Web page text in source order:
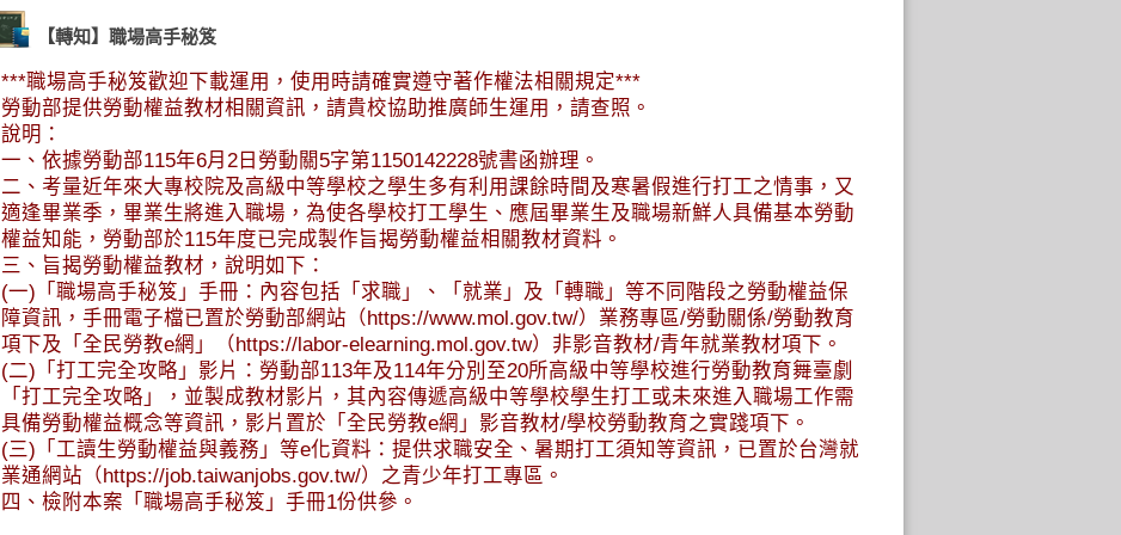
【轉知】職場高手秘笈
***職場高手秘笈歡迎下載運用，使用時請確實遵守著作權法相關規定***
勞動部提供勞動權益教材相關資訊，請貴校協助推廣師生運用，請查照。
說明：
一、依據勞動部115年6月2日勞動關5字第1150142228號書函辦理。
二、考量近年來大專校院及高級中等學校之學生多有利用課餘時間及寒暑假進行打工之情事，又
適逢畢業季，畢業生將進入職場，為使各學校打工學生、應屆畢業生及職場新鮮人具備基本勞動
權益知能，勞動部於115年度已完成製作旨揭勞動權益相關教材資料。
三、旨揭勞動權益教材，說明如下：
(一)「職場高手秘笈」手冊：內容包括「求職」、「就業」及「轉職」等不同階段之勞動權益保
障資訊，手冊電子檔已置於勞動部網站（https://www.mol.gov.tw/）業務專區/勞動關係/勞動教育
項下及「全民勞教e網」（https://labor-elearning.mol.gov.tw）非影音教材/青年就業教材項下。
(二)「打工完全攻略」影片：勞動部113年及114年分別至20所高級中等學校進行勞動教育舞臺劇
「打工完全攻略」，並製成教材影片，其內容傳遞高級中等學校學生打工或未來進入職場工作需
具備勞動權益概念等資訊，影片置於「全民勞教e網」影音教材/學校勞動教育之實踐項下。
(三)「工讀生勞動權益與義務」等e化資料：提供求職安全、暑期打工須知等資訊，已置於台灣就
業通網站（https://job.taiwanjobs.gov.tw/）之青少年打工專區。
四、檢附本案「職場高手秘笈」手冊1份供參。